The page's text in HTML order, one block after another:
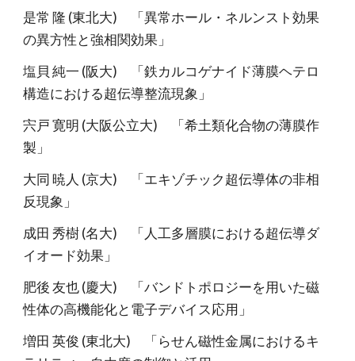
是常 隆 (東北大) 「異常ホール・ネルンスト効果
の異方性と強相関効果」
塩貝 純一 (阪大) 「鉄カルコゲナイド薄膜ヘテロ
構造における超伝導整流現象」
宍戸 寛明 (大阪公立大) 「希土類化合物の薄膜作
製」
大同 暁人 (京大) 「エキゾチック超伝導体の非相
反現象」
成田 秀樹 (名大) 「人工多層膜における超伝導ダ
イオード効果」
肥後 友也 (慶大) 「バンドトポロジーを用いた磁
性体の高機能化と電子デバイス応用」
増田 英俊 (東北大) 「らせん磁性金属におけるキ